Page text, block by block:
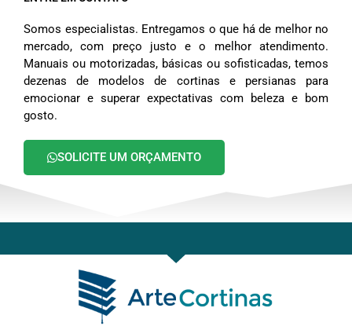
Somos especialistas. Entregamos o que há de melhor no
mercado, com preço justo e o melhor atendimento.
Manuais ou motorizadas, básicas ou sofisticadas, temos
dezenas de modelos de cortinas e persianas para
emocionar e superar expectativas com beleza e bom
gosto.
SOLICITE UM ORÇAMENTO